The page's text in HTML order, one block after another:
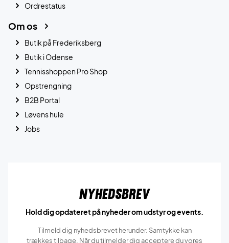
Ordrestatus
Om os
Butik på Frederiksberg
Butik i Odense
Tennisshoppen Pro Shop
Opstrengning
B2B Portal
Løvens hule
Jobs
Nyhedsbrev
Hold dig opdateret på nyheder om udstyr og events.
Tilmeld dig nyhedsbrevet herunder. Samtykke kan
trækkes tilbage. Når du tilmelder dig acceptere du vores